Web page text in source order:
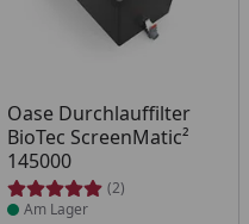
Oase Durchlauffilter
BioTec ScreenMatic²
145000
(2)
Produkt am Lager
Am Lager